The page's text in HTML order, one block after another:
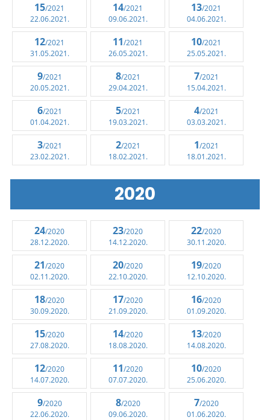
15/2021
22.06.2021.
14/2021
09.06.2021.
13/2021
04.06.2021.
12/2021
31.05.2021.
11/2021
26.05.2021.
10/2021
25.05.2021.
9/2021
20.05.2021.
8/2021
29.04.2021.
7/2021
15.04.2021.
6/2021
01.04.2021.
5/2021
19.03.2021.
4/2021
03.03.2021.
3/2021
23.02.2021.
2/2021
18.02.2021.
1/2021
18.01.2021.
2020
24/2020
28.12.2020.
23/2020
14.12.2020.
22/2020
30.11.2020.
21/2020
02.11.2020.
20/2020
22.10.2020.
19/2020
12.10.2020.
18/2020
30.09.2020.
17/2020
21.09.2020.
16/2020
01.09.2020.
15/2020
27.08.2020.
14/2020
18.08.2020.
13/2020
14.08.2020.
12/2020
14.07.2020.
11/2020
07.07.2020.
10/2020
25.06.2020.
9/2020
22.06.2020.
8/2020
09.06.2020.
7/2020
01.06.2020.